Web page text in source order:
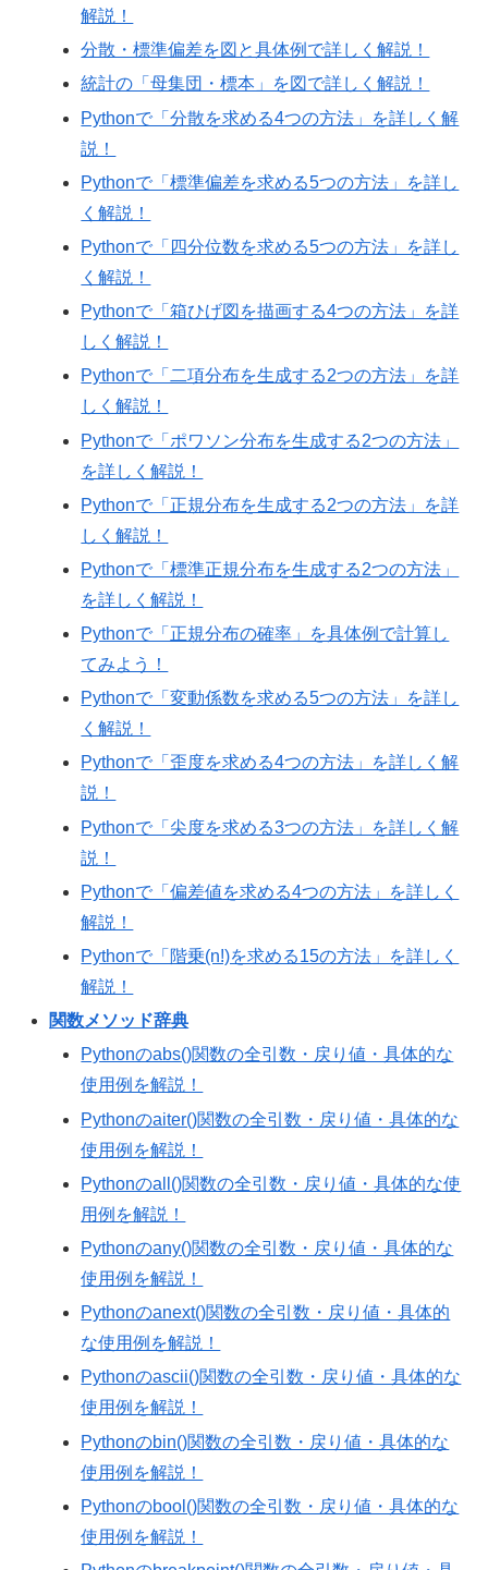
解説！
分散・標準偏差を図と具体例で詳しく解説！
統計の「母集団・標本」を図で詳しく解説！
Pythonで「分散を求める4つの方法」を詳しく解
説！
Pythonで「標準偏差を求める5つの方法」を詳し
く解説！
Pythonで「四分位数を求める5つの方法」を詳し
く解説！
Pythonで「箱ひげ図を描画する4つの方法」を詳
しく解説！
Pythonで「二項分布を生成する2つの方法」を詳
しく解説！
Pythonで「ポワソン分布を生成する2つの方法」
を詳しく解説！
Pythonで「正規分布を生成する2つの方法」を詳
しく解説！
Pythonで「標準正規分布を生成する2つの方法」
を詳しく解説！
Pythonで「正規分布の確率」を具体例で計算し
てみよう！
Pythonで「変動係数を求める5つの方法」を詳し
く解説！
Pythonで「歪度を求める4つの方法」を詳しく解
説！
Pythonで「尖度を求める3つの方法」を詳しく解
説！
Pythonで「偏差値を求める4つの方法」を詳しく
解説！
Pythonで「階乗(n!)を求める15の方法」を詳しく
解説！
関数メソッド辞典
Pythonのabs()関数の全引数・戻り値・具体的な
使用例を解説！
Pythonのaiter()関数の全引数・戻り値・具体的な
使用例を解説！
Pythonのall()関数の全引数・戻り値・具体的な使
用例を解説！
Pythonのany()関数の全引数・戻り値・具体的な
使用例を解説！
Pythonのanext()関数の全引数・戻り値・具体的
な使用例を解説！
Pythonのascii()関数の全引数・戻り値・具体的な
使用例を解説！
Pythonのbin()関数の全引数・戻り値・具体的な
使用例を解説！
Pythonのbool()関数の全引数・戻り値・具体的な
使用例を解説！